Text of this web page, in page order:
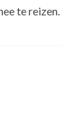
te reizen.